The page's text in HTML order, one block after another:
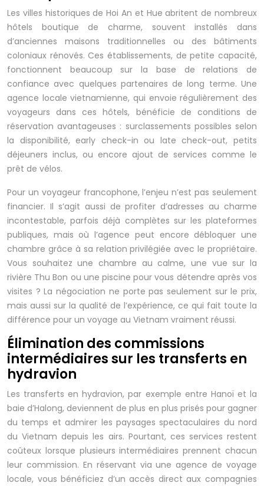
Les villes historiques de Hoi An et Hue abritent de nombreux
hôtels boutique de charme, souvent installés dans
d’anciennes maisons traditionnelles ou des bâtiments
coloniaux rénovés. Ces établissements, de petite capacité,
fonctionnent beaucoup sur la base de relations de
confiance avec quelques partenaires de long terme. Une
agence locale vietnamienne, qui envoie régulièrement des
voyageurs dans ces hôtels, bénéficie de conditions de
réservation avantageuses : surclassements possibles selon
la disponibilité, early check-in ou late check-out, petits
déjeuners inclus, ou encore ajout de services comme le
prêt de vélos.
Pour un voyageur francophone, l’enjeu n’est pas seulement
financier. Il s’agit aussi de profiter d’adresses au charme
incontestable, parfois déjà complètes sur les plateformes
publiques, mais où l’agence peut encore débloquer une
chambre grâce à sa relation privilégiée avec le propriétaire.
Vous souhaitez une chambre au calme, une vue sur la
rivière Thu Bon ou une piscine pour vous détendre après vos
visites ? La négociation ne porte pas seulement sur le prix,
mais aussi sur la qualité de l’expérience, ce qui fait toute la
différence pour un voyage au Vietnam vraiment réussi.
Élimination des commissions
intermédiaires sur les transferts en
hydravion
Les transferts en hydravion, par exemple entre Hanoï et la
baie d’Halong, deviennent de plus en plus prisés pour gagner
du temps et admirer les paysages spectaculaires du nord
du Vietnam depuis les airs. Pourtant, ces services restent
coûteux lorsque plusieurs intermédiaires prennent chacun
leur commission. En réservant via une agence de voyage
locale, vous bénéficiez d’un accès direct aux compagnies